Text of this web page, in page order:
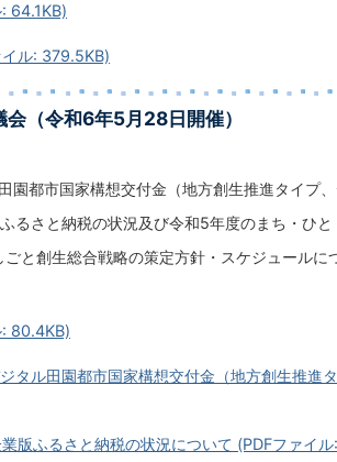
64.1KB)
ル: 379.5KB)
（令和6年5月28日開催）
園都市国家構想交付金（地方創生推進タイプ
るさと納税の状況及び令和5年度のまち・ひ
ごと創生総合戦略の策定方針・スケジュールに
: 80.4KB)
タル田園都市国家構想交付金（地方創生推進
版ふるさと納税の状況について (PDFファイ